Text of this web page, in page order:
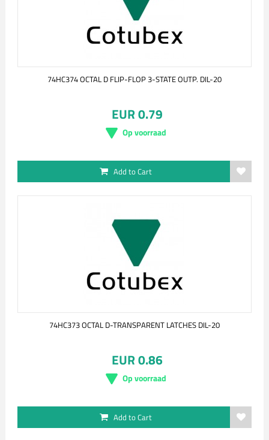
74HC374 OCTAL D FLIP-FLOP 3-STATE OUTP. DIL-20
EUR 0.79
Op voorraad
Add to Cart
74HC373 OCTAL D-TRANSPARENT LATCHES DIL-20
EUR 0.86
Op voorraad
Add to Cart